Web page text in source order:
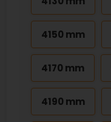
4150 mm
4170 mm
4190 mm